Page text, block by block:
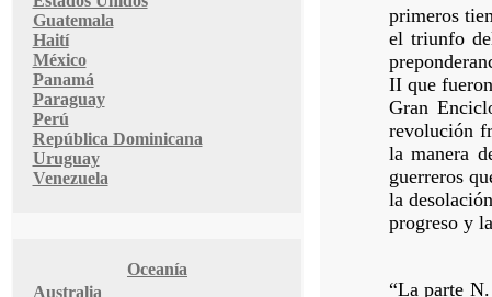
Guatemala
Haití
México
Panamá
Paraguay
Perú
República Dominicana
Uruguay
Venezuela
Oceanía
Australia
primeros
el triunfo
II que
Gran
revolución
la manera
guerreros
la
progreso y
“La parte